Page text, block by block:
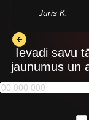
Juris K.
Ievadi savu
jaunumus un